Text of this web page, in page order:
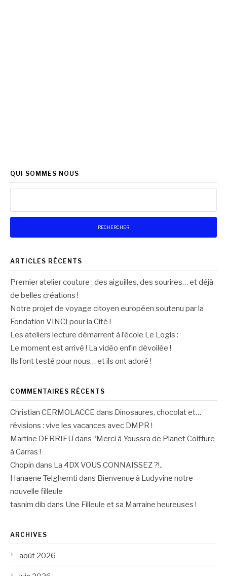
QUI SOMMES NOUS
ARTICLES RÉCENTS
Premier atelier couture : des aiguilles, des sourires… et déjà
de belles créations !
Notre projet de voyage citoyen européen soutenu par la
Fondation VINCI pour la Cité !
Les ateliers lecture démarrent à l’école Le Logis :
Le moment est arrivé ! La vidéo enfin dévoilée !
Ils l’ont testé pour nous… et ils ont adoré !
COMMENTAIRES RÉCENTS
Christian CERMOLACCE dans Dinosaures, chocolat et…
révisions : vive les vacances avec DMPR !
Martine DERRIEU dans “Merci à Youssra de Planet Coiffure
à Carras !
Chopin dans La 4DX VOUS CONNAISSEZ ?!..
Hanaene Telghemti dans Bienvenue à Ludyvine notre
nouvelle filleule
tasnim dib dans Une Filleule et sa Marraine heureuses !
ARCHIVES
août 2026